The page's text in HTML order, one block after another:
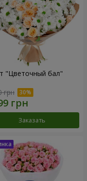
"Цветочный бал"
грн
Заказать